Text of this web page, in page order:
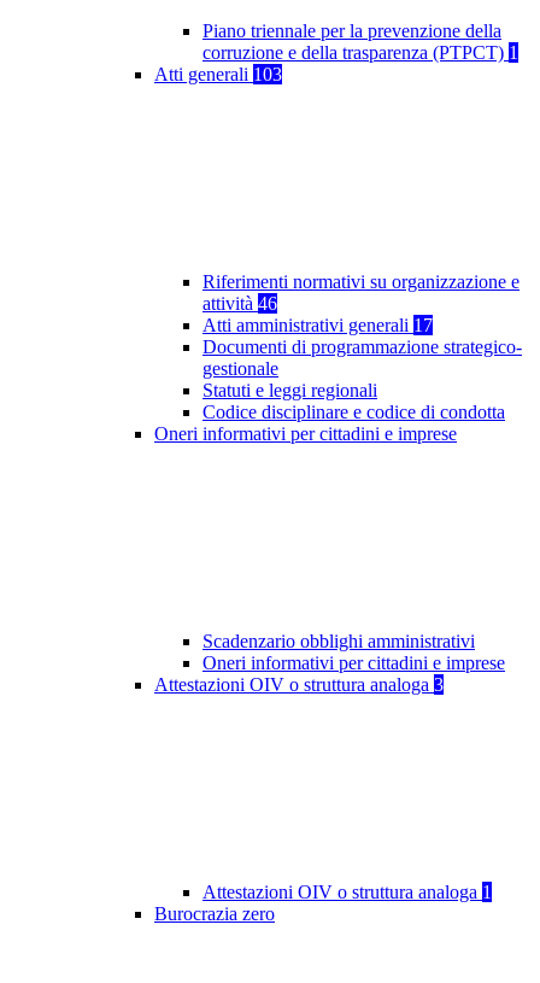
Piano triennale per la prevenzione della
corruzione e della trasparenza (PTPCT) 1
Atti generali 103
Riferimenti normativi su organizzazione e
attività 46
Atti amministrativi generali 17
Documenti di programmazione strategico-
gestionale
Statuti e leggi regionali
Codice disciplinare e codice di condotta
Oneri informativi per cittadini e imprese
Scadenzario obblighi amministrativi
Oneri informativi per cittadini e imprese
Attestazioni OIV o struttura analoga 3
Attestazioni OIV o struttura analoga 1
Burocrazia zero